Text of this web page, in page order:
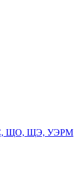
ЩО, ЩЭ, УЭРМ